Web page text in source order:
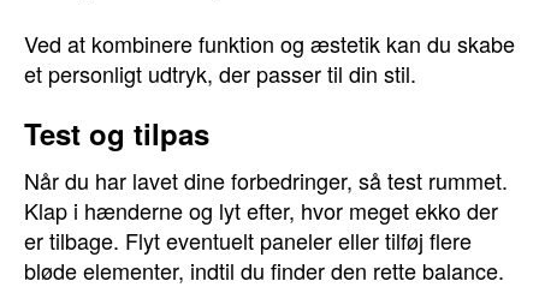
Ved at kombinere funktion og æstetik kan du skabe
et personligt udtryk, der passer til din stil.
Test og tilpas
Når du har lavet dine forbedringer, så test rummet.
Klap i hænderne og lyt efter, hvor meget ekko der
er tilbage. Flyt eventuelt paneler eller tilføj flere
bløde elementer, indtil du finder den rette balance.